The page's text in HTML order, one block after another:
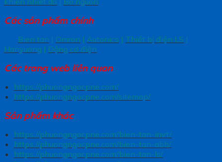
Các sản phẩm chính
Bien tan | Omron | Autonics | Thiết bị điện LS |
Hanyuong | Động cơ điện
Các trang web liên quan
https://phuongngocpne.com/
https://phuongngocpne.com/sitemap/
Sản phẩm khác
https://phuongngocpne.com/bien-tan-invt/
https://phuongngocpne.com/bien-tan-abb/
https://phuongngocpne.com/bien-tan-ls/